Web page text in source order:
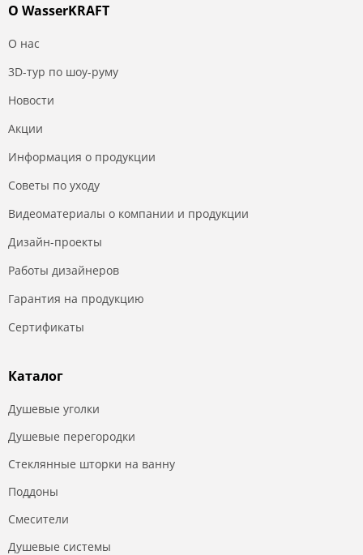
О WasserKRAFT
О нас
3D-тур по шоу-руму
Новости
Акции
Информация о продукции
Советы по уходу
Видеоматериалы о компании и продукции
Дизайн-проекты
Работы дизайнеров
Гарантия на продукцию
Сертификаты
Каталог
Душевые уголки
Душевые перегородки
Стеклянные шторки на ванну
Поддоны
Смесители
Душевые системы